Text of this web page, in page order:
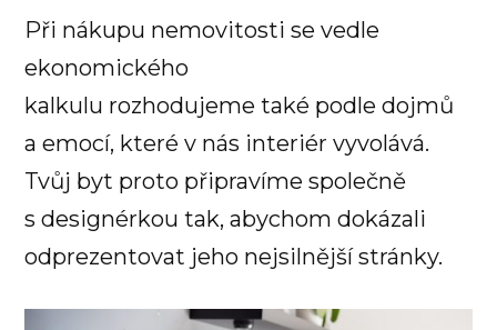
Při nákupu nemovitosti se vedle
ekonomického
kalkulu rozhodujeme také podle dojmů
a emocí, které v nás interiér vyvolává.
Tvůj byt proto připravíme společně
s designérkou tak, abychom dokázali
odprezentovat jeho nejsilnější stránky.